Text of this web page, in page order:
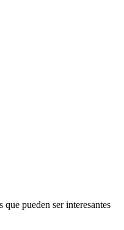
que pueden ser interesantes